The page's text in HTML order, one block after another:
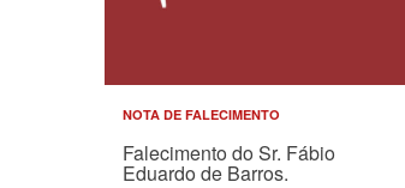
NOTA DE FALECIMENTO
Falecimento do Sr. Fábio
Eduardo de Barros.